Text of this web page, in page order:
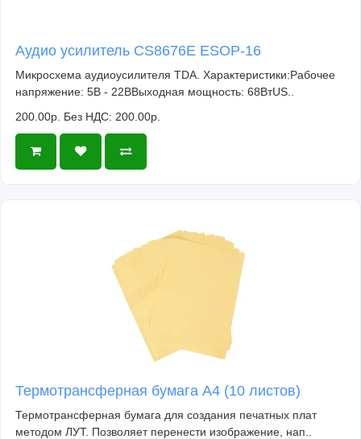
Аудио усилитель CS8676E ESOP-16
Микросхема аудиоусилителя TDA. Характеристики:Рабочее
напряжение: 5В - 22ВВыходная мощность: 68ВтUS..
200.00р. Без НДС: 200.00р.
Термотрансферная бумага А4 (10 листов)
Термотрансферная бумага для создания печатных плат
методом ЛУТ. Позволяет перенести изображение, нап..